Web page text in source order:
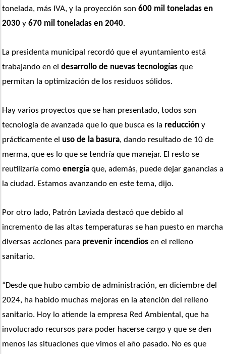
tonelada, más IVA, y la proyección son 600 mil toneladas en
2030 y 670 mil toneladas en 2040.
La presidenta municipal recordó que el ayuntamiento está
trabajando en el desarrollo de nuevas tecnologías que
permitan la optimización de los residuos sólidos.
Hay varios proyectos que se han presentado, todos son
tecnología de avanzada que lo que busca es la reducción y
prácticamente el uso de la basura, dando resultado de 10 de
merma, que es lo que se tendría que manejar. El resto se
reutilizaría como energía que, además, puede dejar ganancias a
la ciudad. Estamos avanzando en este tema, dijo.
Por otro lado, Patrón Laviada destacó que debido al
incremento de las altas temperaturas se han puesto en marcha
diversas acciones para prevenir incendios en el relleno
sanitario.
“Desde que hubo cambio de administración, en diciembre del
2024, ha habido muchas mejoras en la atención del relleno
sanitario. Hoy lo atiende la empresa Red Ambiental, que ha
involucrado recursos para poder hacerse cargo y que se den
menos las situaciones que vimos el año pasado. No es que